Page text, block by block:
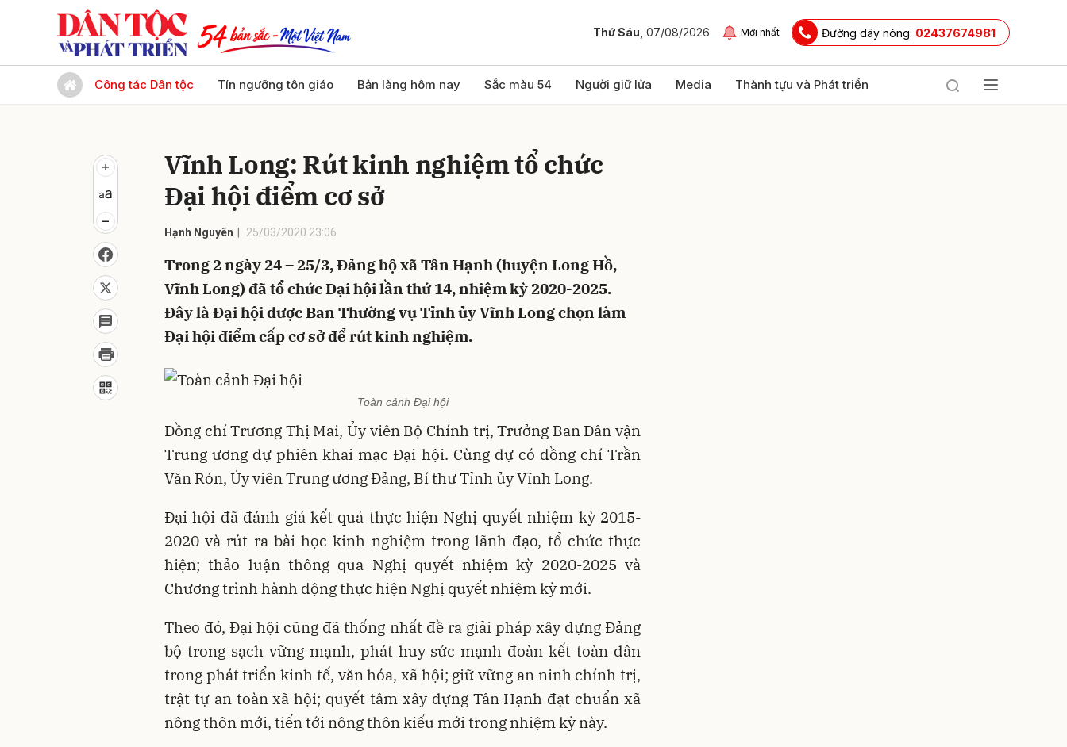
Thứ Sáu, 07/08/2026 Mới nhất Đường dây nóng: 02437674981
Công tác Dân tộc Tín ngưỡng tôn giáo Bản làng hôm nay Sắc màu 54 Người giữ lửa Media Thành tựu và Phát triển
Vĩnh Long: Rút kinh nghiệm tổ chức
Đại hội điểm cơ sở
Hạnh Nguyên 25/03/2020 23:06
Trong 2 ngày 24 – 25/3, Đảng bộ xã Tân Hạnh (huyện Long Hồ,
Vĩnh Long) đã tổ chức Đại hội lần thứ 14, nhiệm kỳ 2020-2025.
Đây là Đại hội được Ban Thường vụ Tỉnh ủy Vĩnh Long chọn làm
Đại hội điểm cấp cơ sở để rút kinh nghiệm.
Toàn cảnh Đại hội
Đồng chí Trương Thị Mai, Ủy viên Bộ Chính trị, Trưởng Ban Dân vận
Trung ương dự phiên khai mạc Đại hội. Cùng dự có đồng chí Trần
Văn Rón, Ủy viên Trung ương Đảng, Bí thư Tỉnh ủy Vĩnh Long.
Đại hội đã đánh giá kết quả thực hiện Nghị quyết nhiệm kỳ 2015-
2020 và rút ra bài học kinh nghiệm trong lãnh đạo, tổ chức thực
hiện; thảo luận thông qua Nghị quyết nhiệm kỳ 2020-2025 và
Chương trình hành động thực hiện Nghị quyết nhiệm kỳ mới.
Theo đó, Đại hội cũng đã thống nhất đề ra giải pháp xây dựng Đảng
bộ trong sạch vững mạnh, phát huy sức mạnh đoàn kết toàn dân
trong phát triển kinh tế, văn hóa, xã hội; giữ vững an ninh chính trị,
trật tự an toàn xã hội; quyết tâm xây dựng Tân Hạnh đạt chuẩn xã
nông thôn mới, tiến tới nông thôn kiểu mới trong nhiệm kỳ này.
Gửi bình luận